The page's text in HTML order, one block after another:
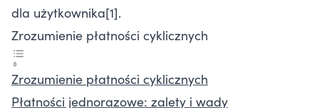
dla użytkownika[1].
Zrozumienie płatności cyklicznych
Zrozumienie płatności cyklicznych
Płatności jednorazowe: zalety i wady